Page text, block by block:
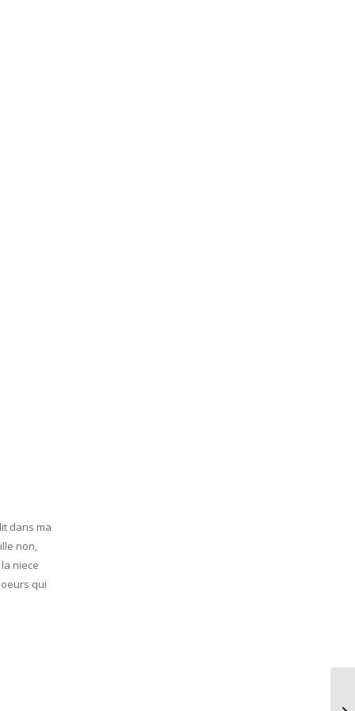
dans ma
non,
niece
qui